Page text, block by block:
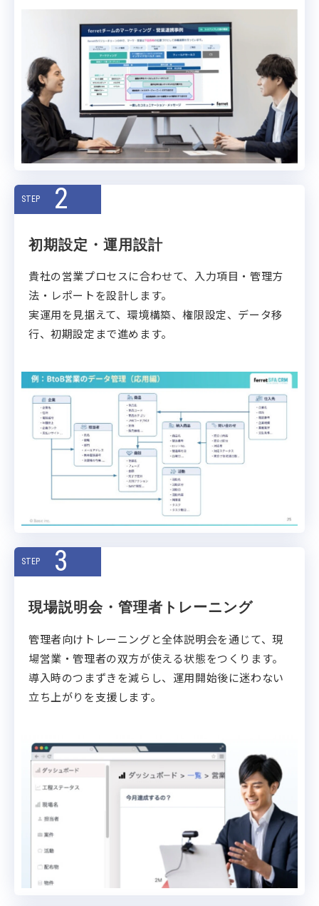
STEP 2
初期設定・運用設計
貴社の営業プロセスに合わせて、入力項目・管理方
法・レポートを設計します。
実運用を見据えて、環境構築、権限設定、データ移
行、初期設定まで進めます。
STEP 3
現場説明会・管理者トレーニング
管理者向けトレーニングと全体説明会を通じて、現
場営業・管理者の双方が使える状態をつくります。
導入時のつまずきを減らし、運用開始後に迷わない
立ち上がりを支援します。